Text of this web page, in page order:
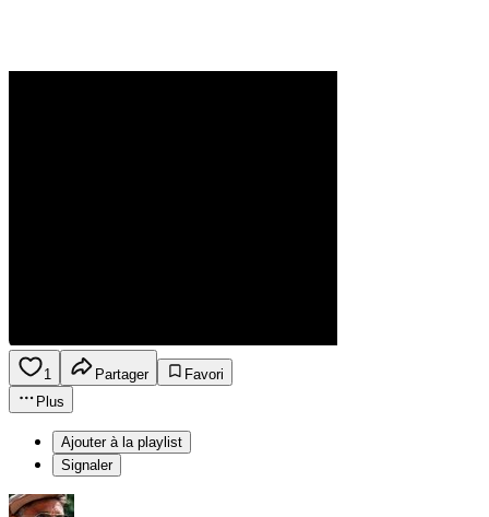
1 Partager
Favori
Plus
Ajouter à la playlist
Signaler